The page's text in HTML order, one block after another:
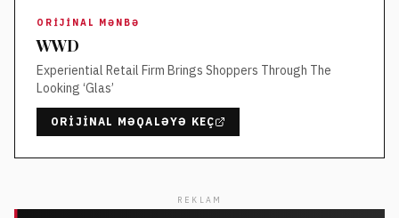
ORIJINAL MƏNBƏ
WWD
Experiential Retail Firm Brings Shoppers Through The
Looking ‘Glas’
ORIJINAL MƏQALƏYƏ KEÇ
REKLAM